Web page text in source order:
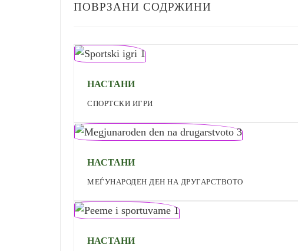
ПОВРЗАНИ СОДРЖИНИ
НАСТАНИ
СПОРТСКИ ИГРИ
НАСТАНИ
МЕЃУНАРОДЕН ДЕН НА ДРУГАРСТВОТО
НАСТАНИ